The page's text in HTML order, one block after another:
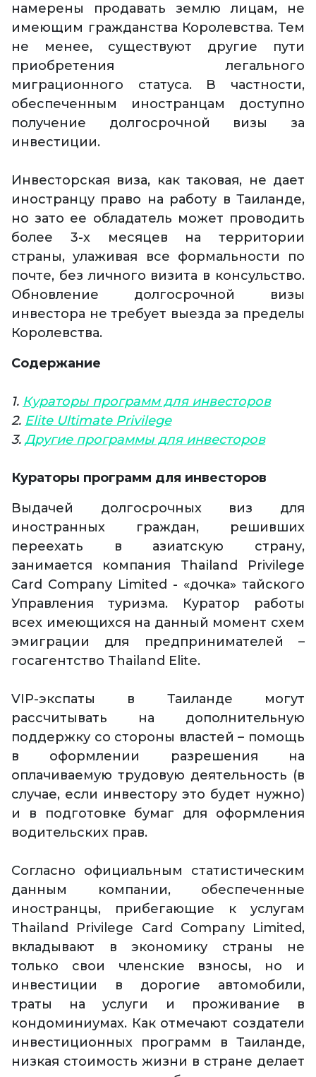
намерены продавать землю лицам, не
имеющим гражданства Королевства. Тем
не менее, существуют другие пути
приобретения легального
миграционного статуса. В частности,
обеспеченным иностранцам доступно
получение долгосрочной визы за
инвестиции.
Инвесторская виза, как таковая, не дает
иностранцу право на работу в Таиланде,
но зато ее обладатель может проводить
более 3-х месяцев на территории
страны, улаживая все формальности по
почте, без личного визита в консульство.
Обновление долгосрочной визы
инвестора не требует выезда за пределы
Королевства.
Содержание
1. Кураторы программ для инвесторов
2. Elite Ultimate Privilege
3. Другие программы для инвесторов
Кураторы программ для инвесторов
Выдачей долгосрочных виз для
иностранных граждан, решивших
переехать в азиатскую страну,
занимается компания Thailand Privilege
Card Company Limited - «дочка» тайского
Управления туризма. Куратор работы
всех имеющихся на данный момент схем
эмиграции для предпринимателей –
госагентство Thailand Elite.
VIP-экспаты в Таиланде могут
рассчитывать на дополнительную
поддержку со стороны властей – помощь
в оформлении разрешения на
оплачиваемую трудовую деятельность (в
случае, если инвестору это будет нужно)
и в подготовке бумаг для оформления
водительских прав.
Согласно официальным статистическим
данным компании, обеспеченные
иностранцы, прибегающие к услугам
Thailand Privilege Card Company Limited,
вкладывают в экономику страны не
только свои членские взносы, но и
инвестиции в дорогие автомобили,
траты на услуги и проживание в
кондоминиумах. Как отмечают создатели
инвестиционных программ в Таиланде,
низкая стоимость жизни в стране делает